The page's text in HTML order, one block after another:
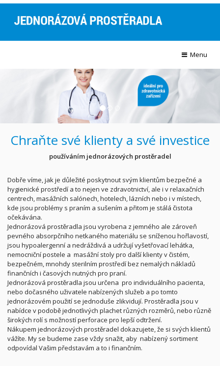
Menu
Chraňte své klienty a své investice
používáním jednorázových prostěradel
Dobře víme, jak je důležité poskytnout svým klientům bezpečné a
hygienické prostředí a to nejen ve zdravotnictví, ale i v relaxačních
centrech, masážních salónech, hotelech, lázních nebo i v místech,
kde jsou problémy s praním a sušením a přitom je stálá čistota
očekávána.
Jednorázová prostěradla jsou vyrobena z jemného ale zároveň
pevného absorpčního netkaného materiálu se sníženou hořlavostí,
jsou hypoalergenní a nedráždivá a udržují vyšetřovací lehátka,
nemocniční postele a masážní stoly pro další klienty v čistém,
bezpečném, mnohdy sterilním prostředí bez nemalých nákladů
finančních i časových nutných pro praní.
Jednorázová prostěradla jsou určena pro individuálního pacienta,
nebo dočasného uživatele nabízených služeb a po tomto
jednorázovém použití se jednoduše zlikvidují. Prostěradla jsou v
nabídce v podobě jednotlivých plachet různých rozměrů, nebo různě
širokých rolí s možností perforace pro lepší odtržení.
Nákupem jednorázových prostěradel dokazujete, že si svých klientů
vážíte. My se budeme zase vždy snažit, aby nabízený sortiment
odpovídal Vašim představám a to i finančním.